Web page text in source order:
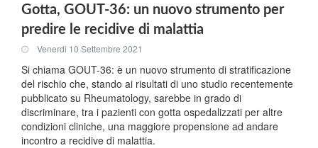
Gotta, GOUT-36: un nuovo strumento per
predire le recidive di malattia
Venerdi 10 Settembre 2021
Si chiama GOUT-36: è un nuovo strumento di stratificazione
del rischio che, stando ai risultati di uno studio recentemente
pubblicato su Rheumatology, sarebbe in grado di
discriminare, tra i pazienti con gotta ospedalizzati per altre
condizioni cliniche, una maggiore propensione ad andare
incontro a recidive di malattia.